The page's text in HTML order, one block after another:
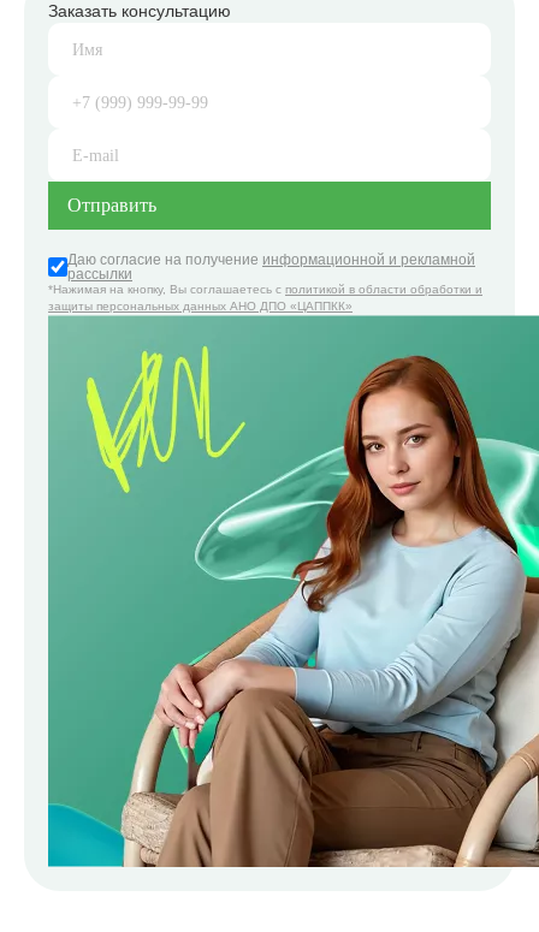
Заказать консультацию
Даю согласие на получение информационной и рекламной
рассылки
*Нажимая на кнопку, Вы соглашаетесь с политикой в области обработки и
защиты персональных данных АНО ДПО «ЦАППКК»